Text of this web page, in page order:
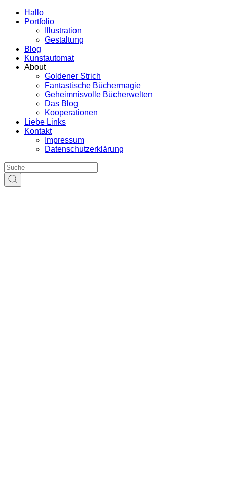
Hallo
Portfolio
Illustration
Gestaltung
Blog
Kunstautomat
About
Goldener Strich
Fantastische Büchermagie
Geheimnisvolle Bücherwelten
Das Blog
Kooperationen
Liebe Links
Kontakt
Impressum
Datenschutzerklärung